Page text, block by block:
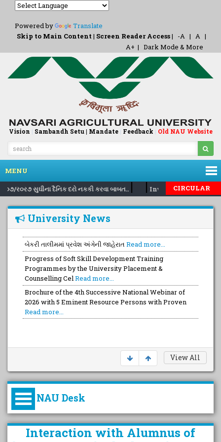
Powered by
Translate
Skip to Main Content | Screen Reader Access| -A | A |
A+ | Dark Mode & More
Vision | Sambandh Setu | Mandate| Feedback | Old NAU Website
MENU
ર૦ર૭ સુઘીના દૈનિક દરો નકકી કરવા બાબત..| | Inviting nomination
CIRCULAR
University News
બેકરી તાલીમમાં પ્રવેશ અંગેની જાહેરાત Read more...
Progress of Soft Skill Development Training
Programmes by the University Placement &
Counselling Cel Read more...
Brochure of the 4th Successive National Webinar of
2026 with 5 Eminent Resource Persons with Proven
Read more...
View All
NAU Desk
કુલપતિની પરિવર્તનકારી પહેલનું
વિહંગાવલોકન (ઓક્ટોબર ૨૦૨૦-૨૦૨૫)
Interaction with Alumnus of